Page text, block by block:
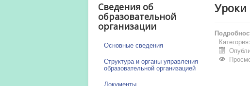
Сведения об
образовательной
организации
Основные сведения
Структура и органы управления
образовательной организацией
Документы
Уроки
Категория: